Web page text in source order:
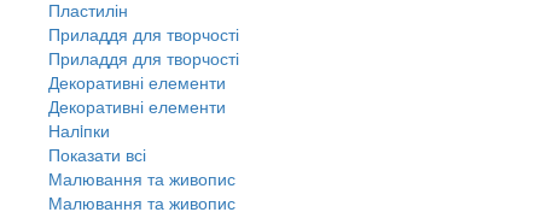
Пластилін
Приладдя для творчості
Приладдя для творчості
Декоративні елементи
Декоративні елементи
Налiпки
Показати всі
Малювання та живопис
Малювання та живопис